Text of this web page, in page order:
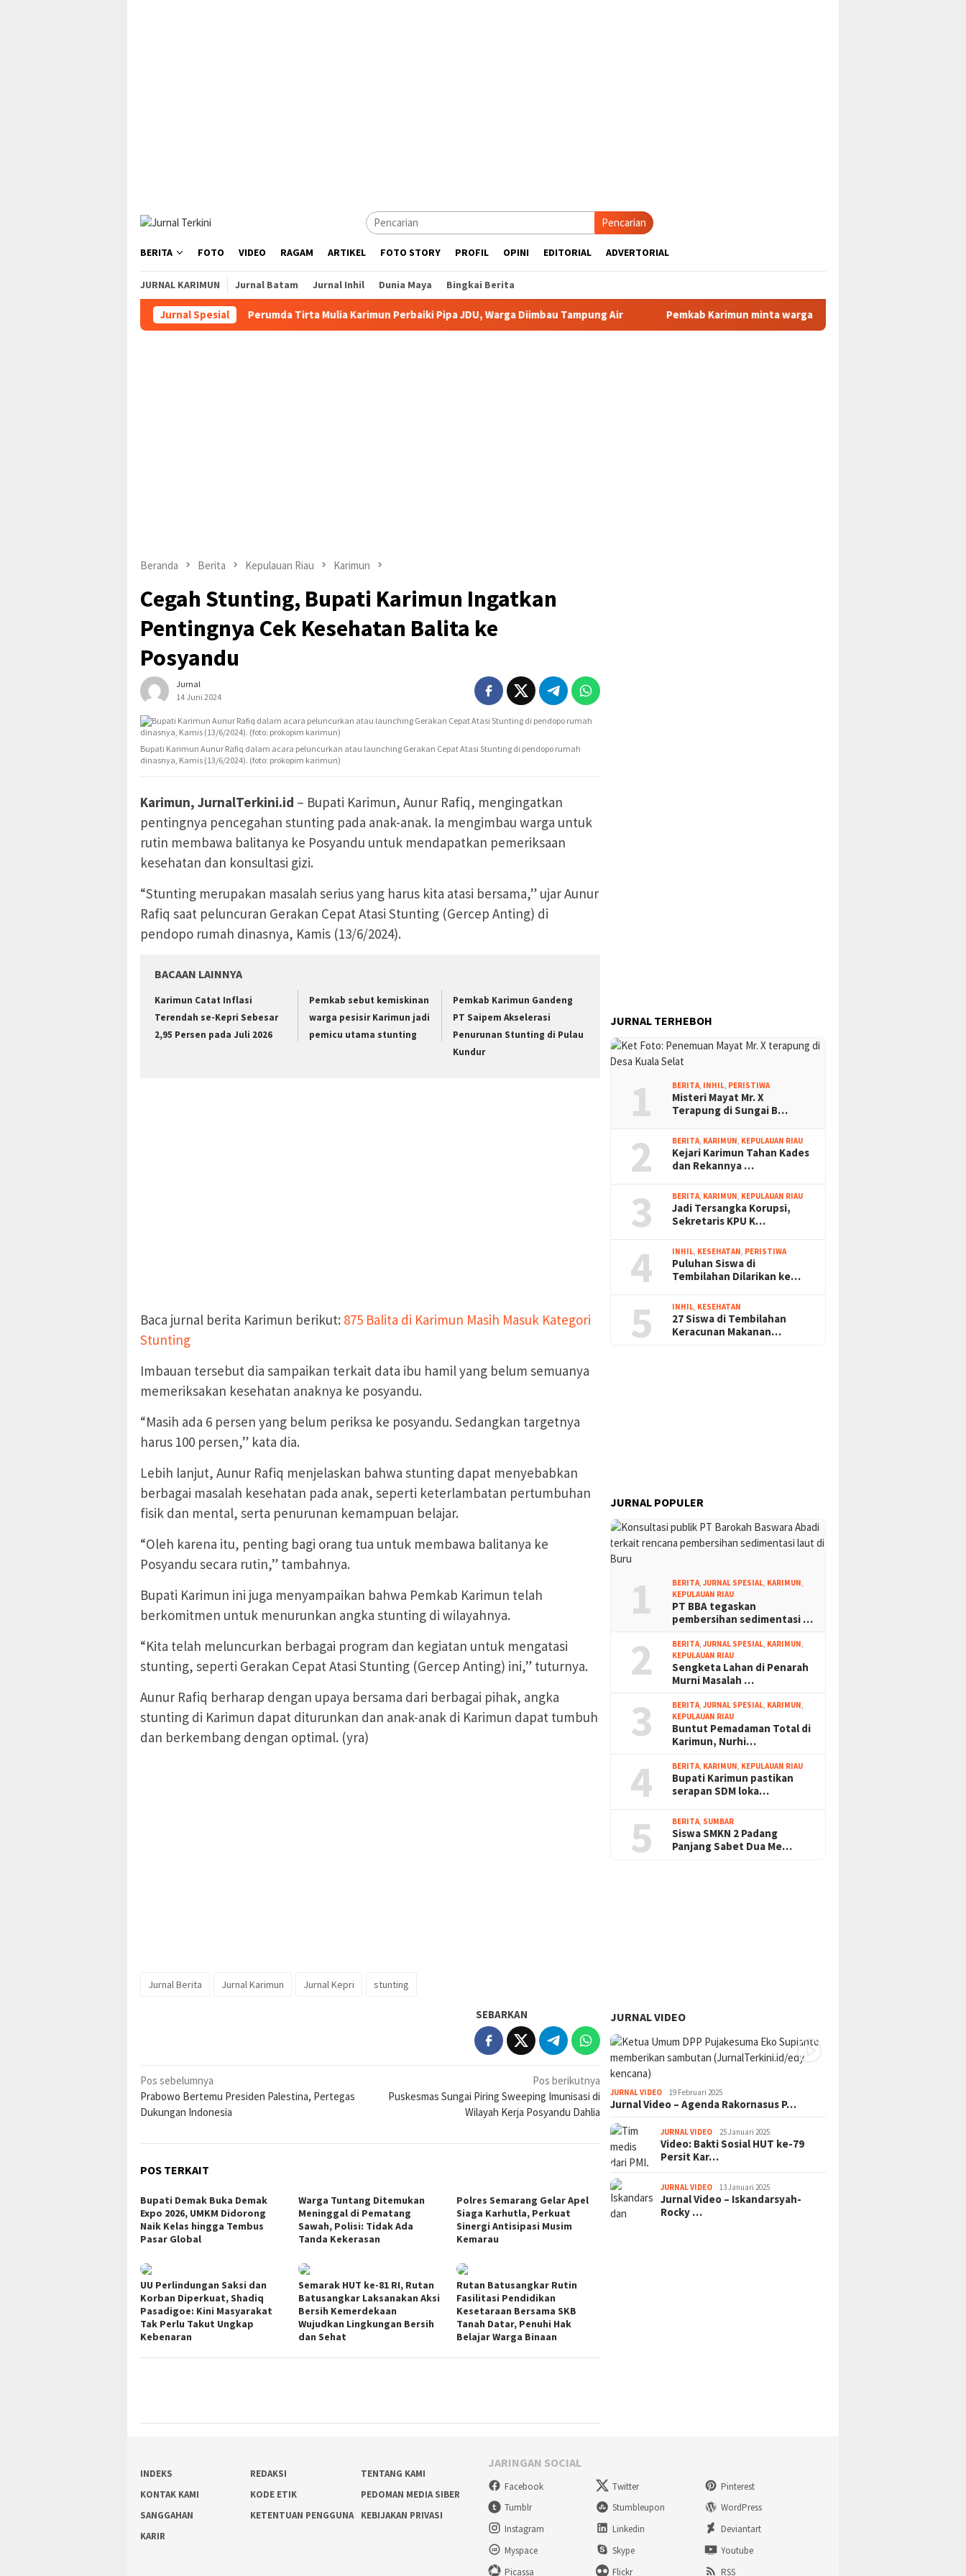
Pencarian
BERITA FOTO VIDEO RAGAM ARTIKEL FOTO STORY PROFIL OPINI EDITORIAL ADVERTORIAL
JURNAL KARIMUN Jurnal Batam Jurnal Inhil Dunia Maya Bingkai Berita
Jurnal Spesial
Perumda Tirta Mulia Karimun Perbaiki Pipa JDU, Warga Diimbau Tampung Air Pemkab Karimun minta warga tidak terpancing isu liar terkait sedimen
Beranda Berita Kepulauan Riau Karimun
Cegah Stunting, Bupati Karimun Ingatkan
Pentingnya Cek Kesehatan Balita ke
Posyandu
Jurnal
14 Juni 2024
Bupati Karimun Aunur Rafiq dalam acara peluncurkan atau launching Gerakan Cepat Atasi Stunting di pendopo rumah
dinasnya, Kamis (13/6/2024). (foto: prokopim karimun)
Karimun, JurnalTerkini.id – Bupati Karimun, Aunur Rafiq, mengingatkan
pentingnya pencegahan stunting pada anak-anak. Ia mengimbau warga untuk
rutin membawa balitanya ke Posyandu untuk mendapatkan pemeriksaan
kesehatan dan konsultasi gizi.
“Stunting merupakan masalah serius yang harus kita atasi bersama,” ujar Aunur
Rafiq saat peluncuran Gerakan Cepat Atasi Stunting (Gercep Anting) di
pendopo rumah dinasnya, Kamis (13/6/2024).
BACAAN LAINNYA
Karimun Catat Inflasi
Terendah se-Kepri Sebesar
2,95 Persen pada Juli 2026
Pemkab sebut kemiskinan
warga pesisir Karimun jadi
pemicu utama stunting
Pemkab Karimun Gandeng
PT Saipem Akselerasi
Penurunan Stunting di Pulau
Kundur
Baca jurnal berita Karimun berikut: 875 Balita di Karimun Masih Masuk Kategori
Stunting
Imbauan tersebut dia sampaikan terkait data ibu hamil yang belum semuanya
memeriksakan kesehatan anaknya ke posyandu.
“Masih ada 6 persen yang belum periksa ke posyandu. Sedangkan targetnya
harus 100 persen,” kata dia.
Lebih lanjut, Aunur Rafiq menjelaskan bahwa stunting dapat menyebabkan
berbagai masalah kesehatan pada anak, seperti keterlambatan pertumbuhan
fisik dan mental, serta penurunan kemampuan belajar.
“Oleh karena itu, penting bagi orang tua untuk membawa balitanya ke
Posyandu secara rutin,” tambahnya.
Bupati Karimun ini juga menyampaikan bahwa Pemkab Karimun telah
berkomitmen untuk menurunkan angka stunting di wilayahnya.
“Kita telah meluncurkan berbagai program dan kegiatan untuk mengatasi
stunting, seperti Gerakan Cepat Atasi Stunting (Gercep Anting) ini,” tuturnya.
Aunur Rafiq berharap dengan upaya bersama dari berbagai pihak, angka
stunting di Karimun dapat diturunkan dan anak-anak di Karimun dapat tumbuh
dan berkembang dengan optimal. (yra)
Jurnal Berita Jurnal Karimun Jurnal Kepri stunting
SEBARKAN
Navigasi
pos
Pos sebelumnya
Prabowo Bertemu Presiden Palestina, Pertegas
Dukungan Indonesia
Pos berikutnya
Puskesmas Sungai Piring Sweeping Imunisasi di
Wilayah Kerja Posyandu Dahlia
POS TERKAIT
Bupati Demak Buka Demak
Expo 2026, UMKM Didorong
Naik Kelas hingga Tembus
Pasar Global
Warga Tuntang Ditemukan
Meninggal di Pematang
Sawah, Polisi: Tidak Ada
Tanda Kekerasan
Polres Semarang Gelar Apel
Siaga Karhutla, Perkuat
Sinergi Antisipasi Musim
Kemarau
UU Perlindungan Saksi dan
Korban Diperkuat, Shadiq
Pasadigoe: Kini Masyarakat
Tak Perlu Takut Ungkap
Kebenaran
Semarak HUT ke-81 RI, Rutan
Batusangkar Laksanakan Aksi
Bersih Kemerdekaan
Wujudkan Lingkungan Bersih
dan Sehat
Rutan Batusangkar Rutin
Fasilitasi Pendidikan
Kesetaraan Bersama SKB
Tanah Datar, Penuhi Hak
Belajar Warga Binaan
JURNAL TERHEBOH
1 BERITA, INHIL, PERISTIWA
Misteri Mayat Mr. X
Terapung di Sungai B…
2 BERITA, KARIMUN, KEPULAUAN RIAU
Kejari Karimun Tahan Kades
dan Rekannya …
3 BERITA, KARIMUN, KEPULAUAN RIAU
Jadi Tersangka Korupsi,
Sekretaris KPU K…
4 INHIL, KESEHATAN, PERISTIWA
Puluhan Siswa di
Tembilahan Dilarikan ke…
5 INHIL, KESEHATAN
27 Siswa di Tembilahan
Keracunan Makanan…
JURNAL POPULER
1 BERITA,JURNAL SPESIAL, KARIMUN,
KEPULAUAN RIAU
PT BBA tegaskan
pembersihan sedimentasi …
2 BERITA,JURNAL SPESIAL, KARIMUN,
KEPULAUAN RIAU
Sengketa Lahan di Penarah
Murni Masalah …
3 BERITA,JURNAL SPESIAL, KARIMUN,
KEPULAUAN RIAU
Buntut Pemadaman Total di
Karimun, Nurhi…
4 BERITA, KARIMUN, KEPULAUAN RIAU
Bupati Karimun pastikan
serapan SDM loka…
5 BERITA, SUMBAR
Siswa SMKN 2 Padang
Panjang Sabet Dua Me…
JURNAL VIDEO
JURNAL VIDEO 19 Februari 2025
Jurnal Video – Agenda Rakornasus P…
JURNAL VIDEO 25 Januari 2025
Video: Bakti Sosial HUT ke-79
Persit Kar…
JURNAL VIDEO 13 Januari 2025
Jurnal Video – Iskandarsyah-
Rocky …
INDEKS REDAKSI
TENTANG KAMI
KONTAK KAMI
KODE ETIK
PEDOMAN MEDIA SIBER
SANGGAHAN
KETENTUAN PENGGUNA
KEBIJAKAN PRIVASI
KARIR
JARINGAN SOCIAL
Facebook Twitter
Pinterest
Tumblr
Stumbleupon
WordPress
Instagram
Linkedin
Deviantart
Myspace
Skype
Youtube
Picassa
Flickr RSS